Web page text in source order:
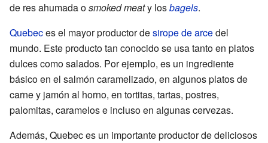
de res ahumada osmoked meaty losbagels.
Quebeces el mayor productor desirope de arcedel
mundo. Este producto tan conocido se usa tanto en platos
dulces como salados. Por ejemplo, es un ingrediente
básico en el salmón caramelizado, en algunos platos de
carne y jamón al horno, en tortitas, tartas, postres,
palomitas, caramelos e incluso en algunas cervezas.
Además, Quebec es un importante productor de deliciosos